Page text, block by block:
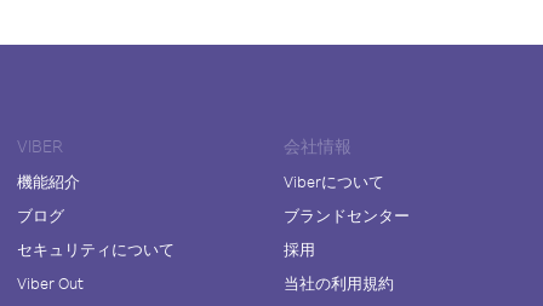
VIBER
機能紹介
ブログ
セキュリティについて
Viber Out
会社情報
Viberについて
ブランドセンター
採用
当社の利用規約